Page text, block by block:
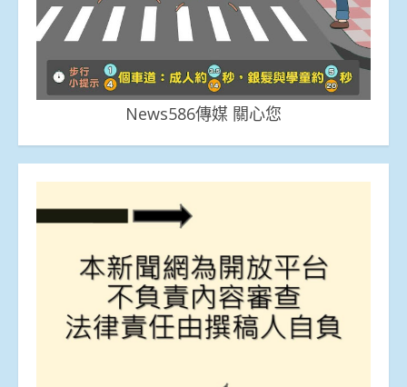
News586傳媒 關心您